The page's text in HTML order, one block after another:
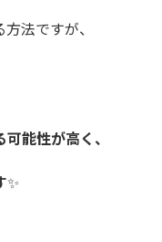
法ですが、
能性が高く、
✨